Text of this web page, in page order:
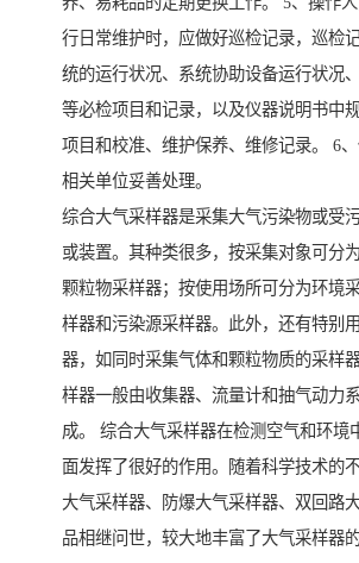
行日常维护时，应做好巡检记录，巡检
统的运行状况、系统协助设备运行状况
等必检项目和记录，以及仪器说明书中
项目和校准、维护保养、维修记录。 6
相关单位妥善处理。
综合大气采样器是采集大气污染物或受
或装置。其种类很多，按采集对象可分
颗粒物采样器；按使用场所可分为环境
样器和污染源采样器。此外，还有特别
器，如同时采集气体和颗粒物质的采样
样器一般由收集器、流量计和抽气动力
成。 综合大气采样器在检测空气和环境
面发挥了很好的作用。随着科学技术的
大气采样器、防爆大气采样器、双回路
品相继问世，较大地丰富了大气采样器的